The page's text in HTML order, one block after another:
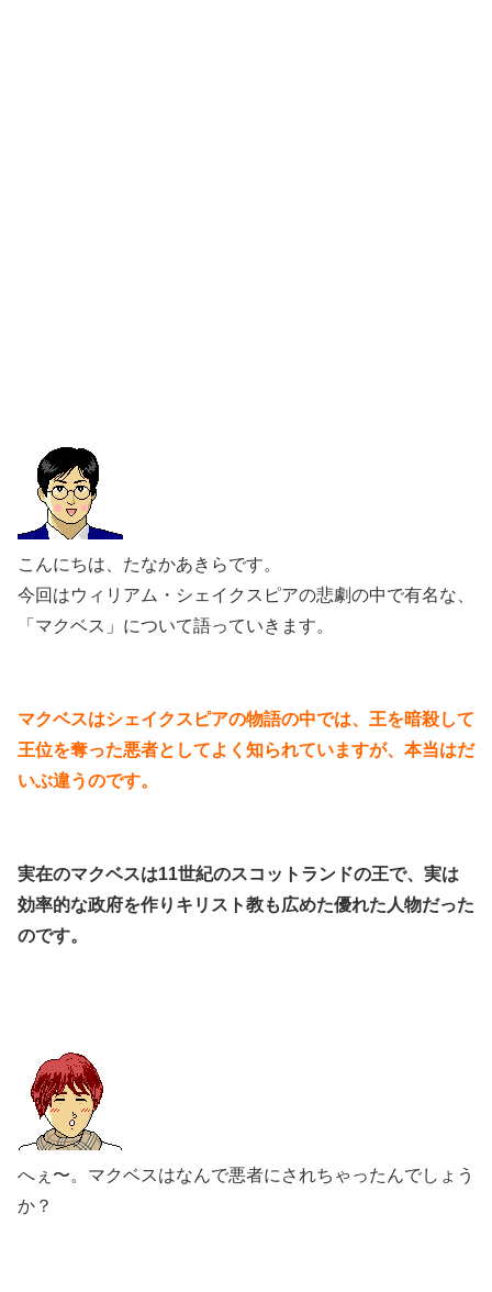
こんにちは、たなかあきらです。
今回はウィリアム・シェイクスピアの悲劇の中で有名な、
「マクベス」について語っていきます。
マクベスはシェイクスピアの物語の中では、王を暗殺して
王位を奪った悪者としてよく知られていますが、本当はだ
いぶ違うのです。
実在のマクベスは11世紀のスコットランドの王で、実は
効率的な政府を作りキリスト教も広めた優れた人物だった
のです。
へぇ〜。マクベスはなんで悪者にされちゃったんでしょう
か？